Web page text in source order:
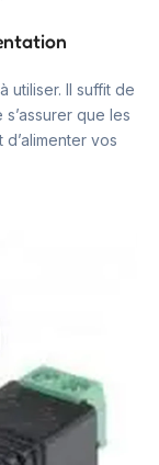
utiliser. Il suffit de
que les
vos